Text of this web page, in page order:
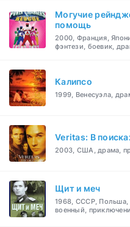
Могучие
помощь
2000, Франция,
фэнтези, боевик,
Калипсо
1999, Венесуэла,
Veritas: В
2003, США, драма,
Щит и меч
1968, СССР, Польша,
военный,